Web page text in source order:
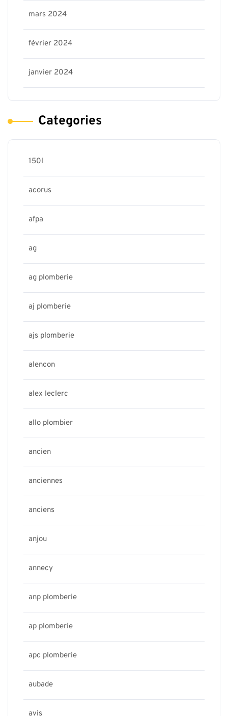
mars 2024
février 2024
janvier 2024
Categories
150l
acorus
afpa
ag
ag plomberie
aj plomberie
ajs plomberie
alencon
alex leclerc
allo plombier
ancien
anciennes
anciens
anjou
annecy
anp plomberie
ap plomberie
apc plomberie
aubade
avis